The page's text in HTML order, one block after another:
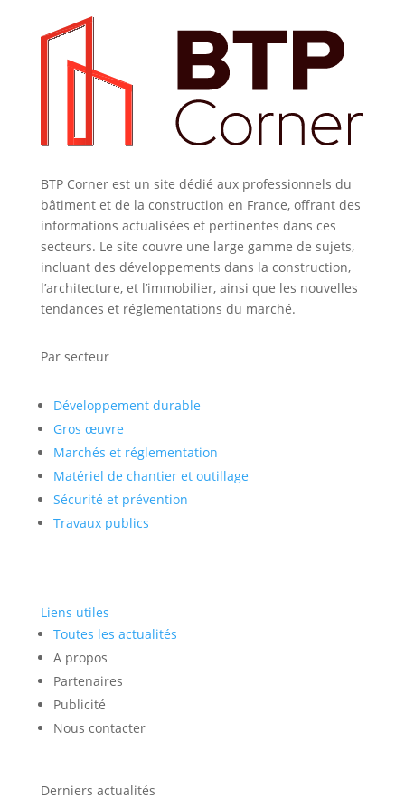
BTP Corner est un site dédié aux professionnels du
bâtiment et de la construction en France, offrant des
informations actualisées et pertinentes dans ces
secteurs. Le site couvre une large gamme de sujets,
incluant des développements dans la construction,
l’architecture, et l’immobilier, ainsi que les nouvelles
tendances et réglementations du marché.
Par secteur
Développement durable
Gros œuvre
Marchés et réglementation
Matériel de chantier et outillage
Sécurité et prévention
Travaux publics
Liens utiles
Toutes les actualités
A propos
Partenaires
Publicité
Nous contacter
Derniers actualités